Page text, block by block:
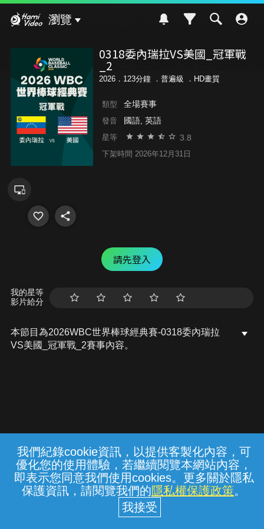
我們紀錄cookie資訊，以提供客製化內容，可
優化您的使用體驗，若繼續閱覽本網站內容，
即表示您同意我們使用cookies。更多關於隱私
保護資訊，請閱覽我們的隱私權保護政策。
瀏覽
0318委內瑞拉VS美國_冠軍戰
_2
2026．123分鐘 ． 普遍級 ．HD畫質
類型 全場賽事
發音 國語, 英語
星等 3.8
下架時間 2026年12月31日
請先登入
我的星等
影片給分
本節目為2026WBC世界棒球經典賽-0318委內瑞拉
VS美國_冠軍戰_2賽事內容。
常見問題 線上客服 服務條款 隱私權保護
中華電信股份有限公司個人家庭分公司
(統一編號：96979949) © 2026
{{notifyMsg}}